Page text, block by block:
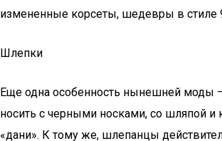
измененные корсеты, шедевры в стиле
Шлепки
Еще одна особенность нынешней моды
носить с черными носками, со шляпой и
«дани». К тому же, шлепанцы